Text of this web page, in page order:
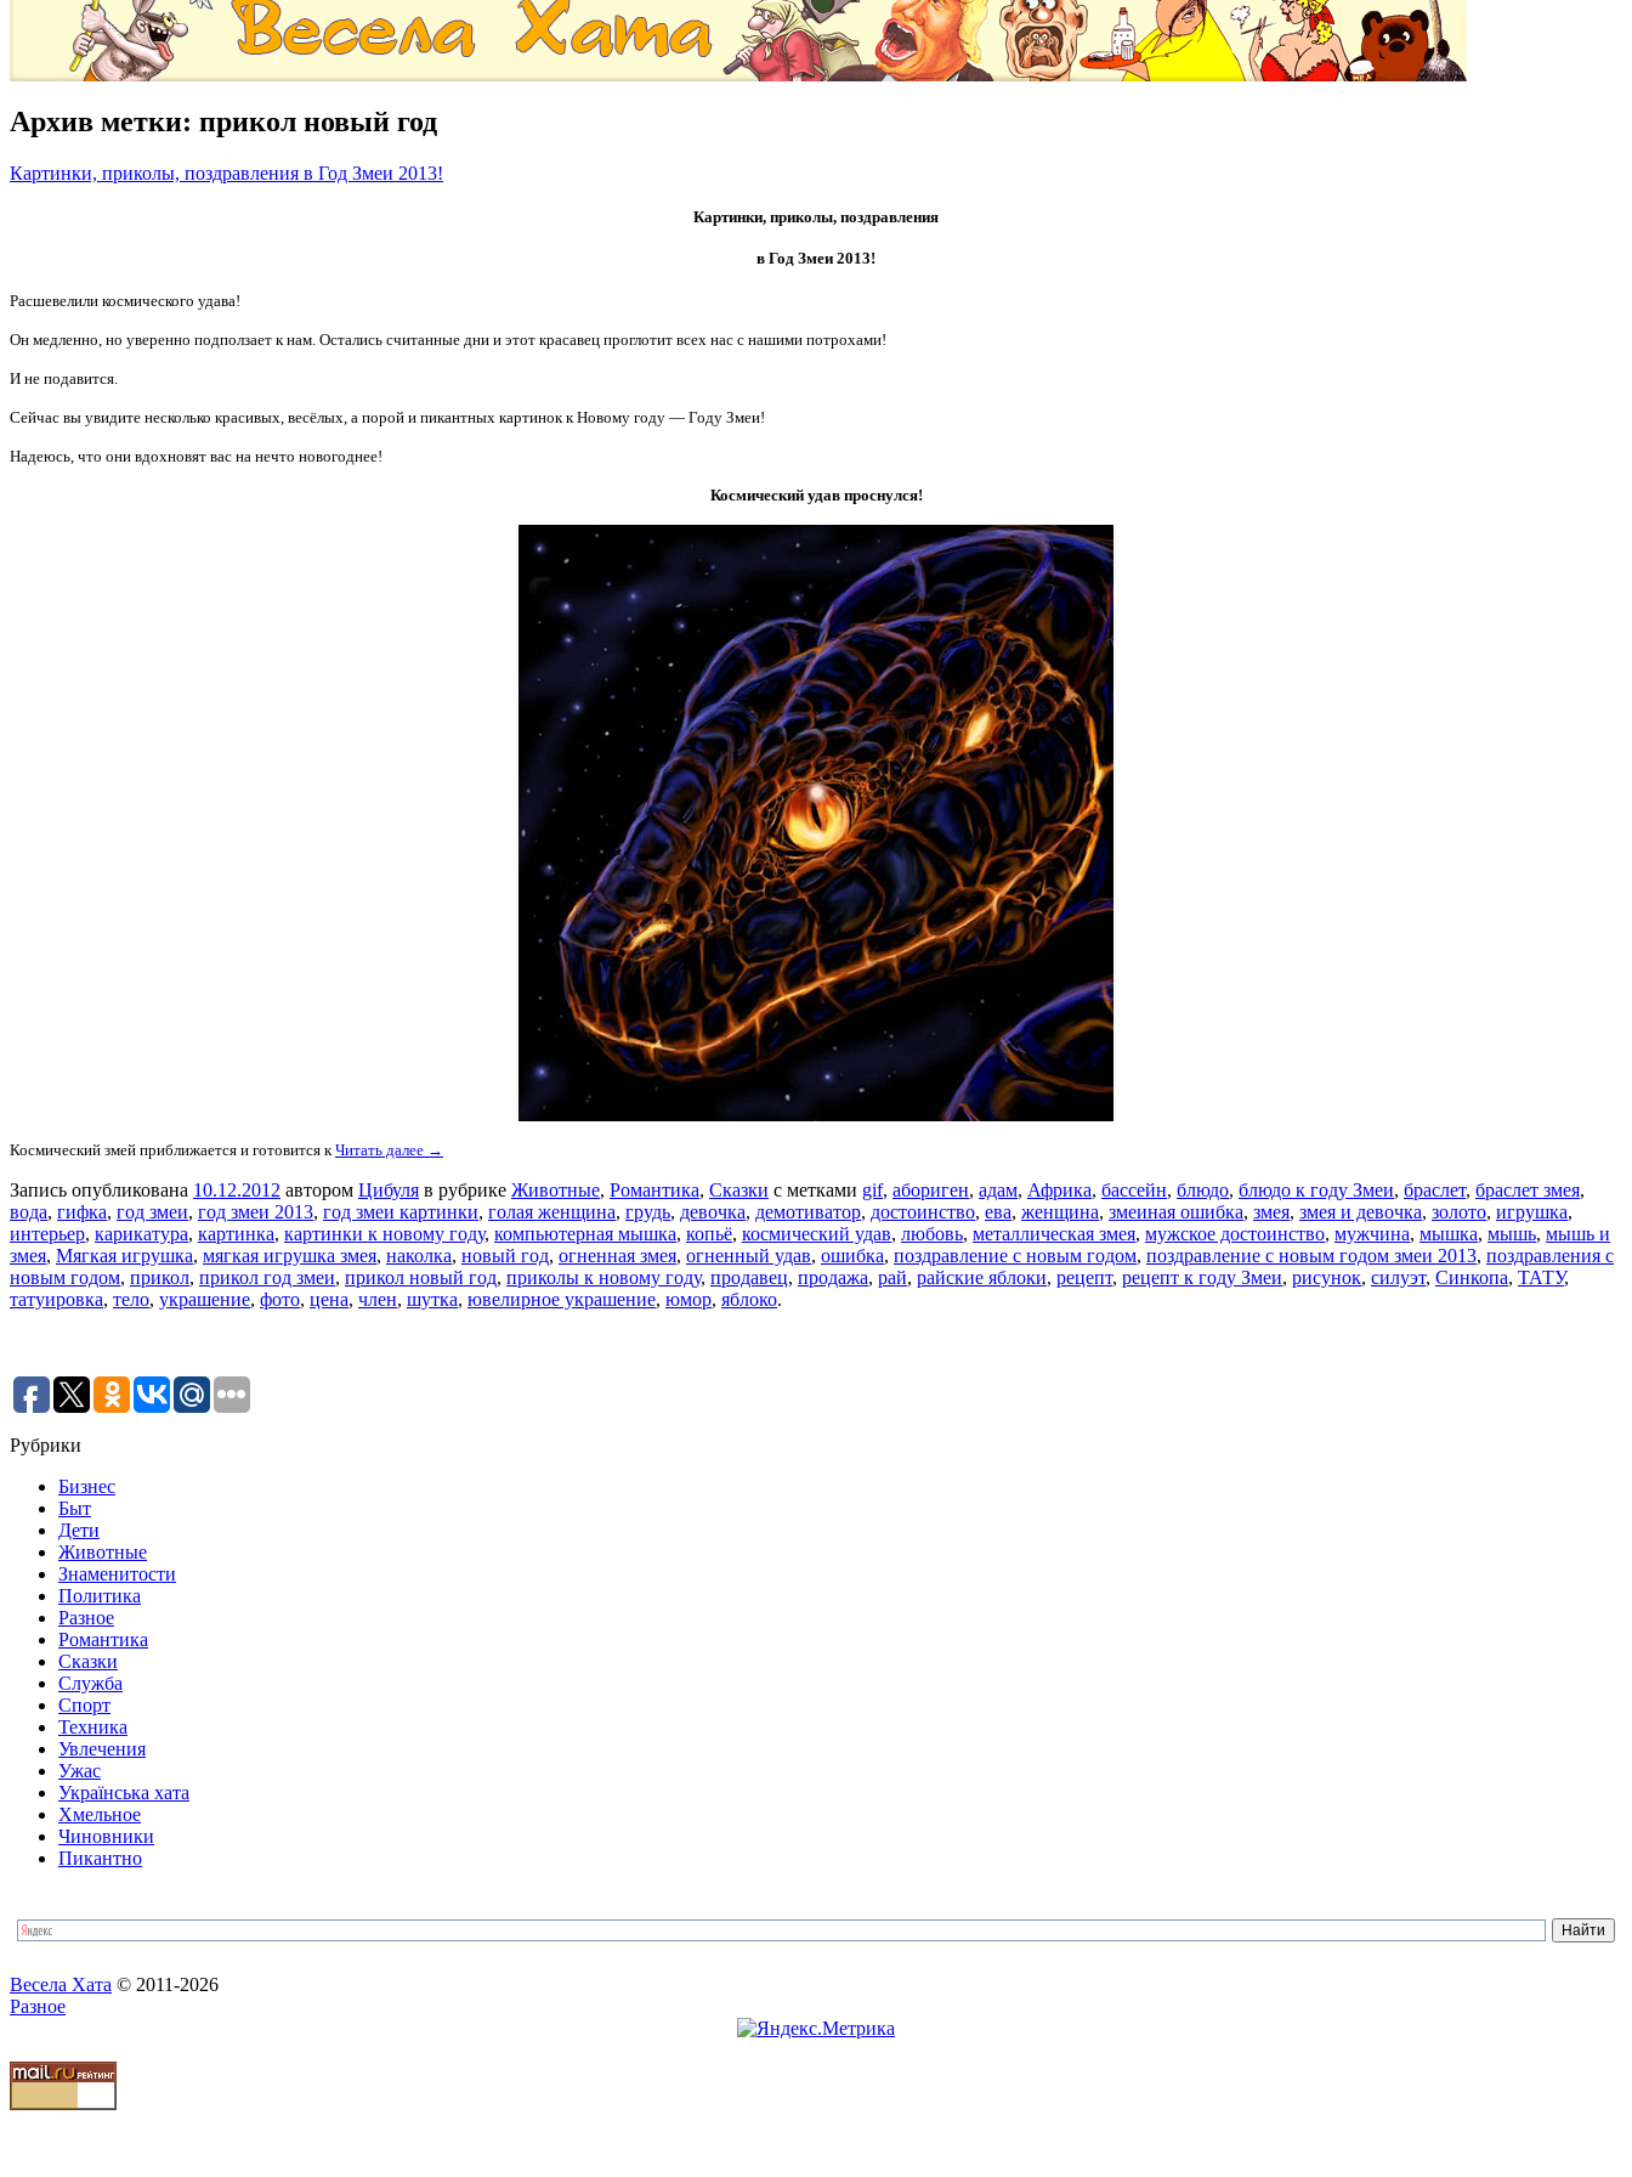
Архив метки: прикол новый год
Картинки, приколы, поздравления в Год Змеи 2013!
Картинки, приколы, поздравления
в Год Змеи 2013!
Расшевелили космического удава!
Он медленно, но уверенно подползает к нам. Остались считанные дни и этот красавец проглотит всех нас с нашими потрохами!
И не подавится.
Сейчас вы увидите несколько красивых, весёлых, а порой и пикантных картинок к Новому году — Году Змеи!
Надеюсь, что они вдохновят вас на нечто новогоднее!
Космический удав проснулся!
Космический змей приближается и готовится к Читать далее →
Запись опубликована 10.12.2012 автором Цибуля в рубрике Животные, Романтика, Сказки с метками gif, абориген, адам, Африка, бассейн, блюдо, блюдо к году Змеи, браслет, браслет змея,
вода, гифка, год змеи, год змеи 2013, год змеи картинки, голая женщина, грудь, девочка, демотиватор, достоинство, ева, женщина, змеиная ошибка, змея, змея и девочка, золото, игрушка,
интерьер, карикатура, картинка, картинки к новому году, компьютерная мышка, копьё, космический удав, любовь, металлическая змея, мужское достоинство, мужчина, мышка, мышь, мышь и
змея, Мягкая игрушка, мягкая игрушка змея, наколка, новый год, огненная змея, огненный удав, ошибка, поздравление с новым годом, поздравление с новым годом змеи 2013, поздравления с
новым годом, прикол, прикол год змеи, прикол новый год, приколы к новому году, продавец, продажа, рай, райские яблоки, рецепт, рецепт к году Змеи, рисунок, силуэт, Синкопа, ТАТУ,
татуировка, тело, украшение, фото, цена, член, шутка, ювелирное украшение, юмор, яблоко.
Рубрики
Бизнес
Быт
Дети
Животные
Знаменитости
Политика
Разное
Романтика
Сказки
Служба
Спорт
Техника
Увлечения
Ужас
Українська хата
Хмельное
Чиновники
Пикантно
Весела Хата © 2011-2026
Разное